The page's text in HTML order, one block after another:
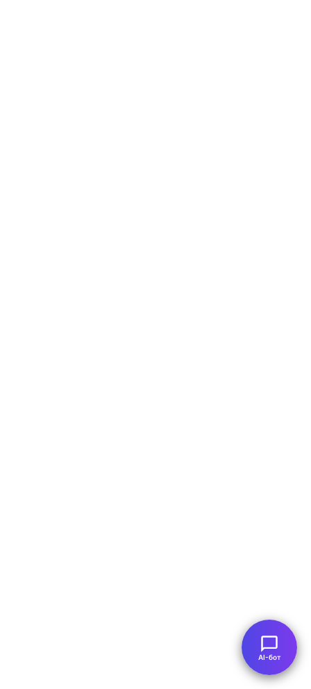
AI-бот